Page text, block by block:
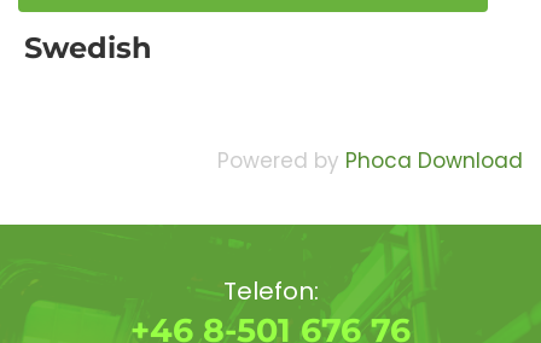
Swedish
Powered by Phoca Download
Telefon:
+46 8-501 676 76